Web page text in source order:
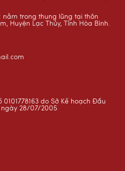
trong thung lũng tại thôn
Huyện Lạc Thủy, Tỉnh Hòa Bình.
do Sở Kế hoạch Đầu
28/07/2005